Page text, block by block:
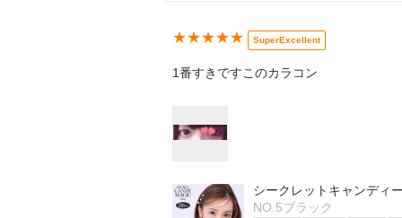
★★★★★ SuperExcellent
1番すきですこのカラコン
シークレットキャンディ
NO.5ブラック